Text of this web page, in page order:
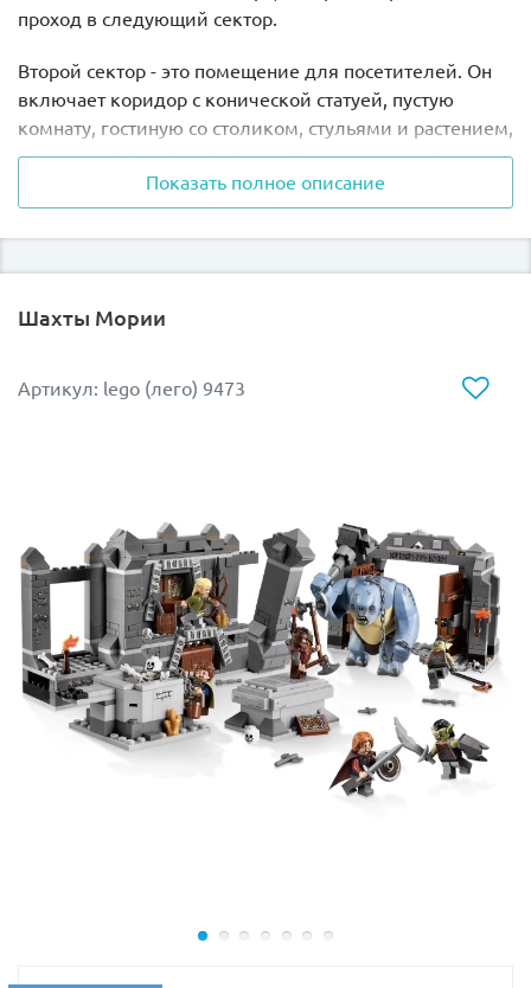
проход в следующий сектор.
Второй сектор - это помещение для посетителей. Он
включает коридор с конической статуей, пустую
комнату, гостиную со столиком, стульями и растением,
а также зал переговоров с круглыми окнами, в
котором есть шестиугольный стол и пять стульев.
Третий сектор имеет две зоны. Первая - это отсек
Вторая зона - узкая платформа с небольшой башней.
устрашающую комнату для пыток, красный коридор и
Слейв I среднего размера с бордовой основой и
зеленым корпусом. Он оборудован открывающейся
кабиной, рабочим орудием и регулируемыми
крыльями.
В lego 75222 входят минифигурки:
Лея Органа с Хота;
Люк Скайуокер;
Показать полное описание
Шахты Мории
Артикул: lego (лего) 9473